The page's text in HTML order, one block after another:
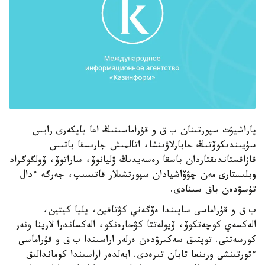
پاراشيۋت سپورتىنان ب ق و قۇراماسىنىڭ اعا باپكەرى رايس
سۇيىندىكوۆتىڭ حابارلاۋىنشا، اتالمىش جارىسقا باتىس
قازاقستاندىقتاردان باسقا رەسەيدىڭ ۋليانوۆ، ساراتوۆ، ۆولگوگراد
وبلىستارى مەن چۋۆاشيادان سپورتشىلار قاتىسىپ، جەرگە ءدال
تۇسۋدەن باق سىنادى.
ب ق و قۇراماسى ساپىندا ەۆگەني كۋتافين، يليا كيتين،
الەكسەي كوچەتكوۆ، ۆيولەتتا كۋحارەنكو، الەكساندرا لارينا ونەر
كورسەتتى. توپتىق سەكىرۋدەن ەرلەر اراسىندا ب ق و قۇراماسى
ءتورتىنشى ورىنعا تابان تىرەدى. ايەلدەر اراسىندا كوماندالىق